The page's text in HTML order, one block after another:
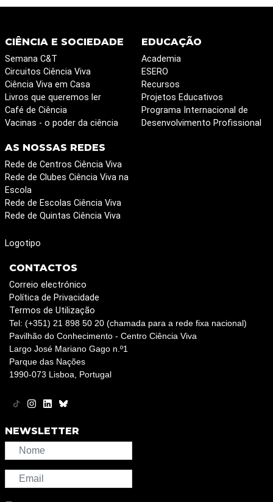
CIÊNCIA E SOCIEDADE
Semana C&T
Circuitos Ciência Viva
Ciência Viva em Casa
Livros que queremos ler
Café de Ciência
Vacinas - o poder da ciência
EDUCAÇÃO
Academia
ESERO
Recursos
Projetos Educativos
Programa Internacional de
Desenvolvimento Profissional
AS NOSSAS REDES
Rede de Centros Ciência Viva
Rede de Clubes Ciência Viva na
Escola
Rede de Escolas Ciência Viva
Rede de Quintas Ciência Viva
Logotipo
CONTACTOS
Correio electrónico
Política de Privacidade
Termos de Utilização
Tel: (+351) 21 898 50 20 (chamada para a rede fixa nacional)
Pavilhão do Conhecimento - Centro Ciência Viva
Largo José Mariano Gago n.º1
Parque das Nações
1990-073 Lisboa, Portugal
NEWSLETTER